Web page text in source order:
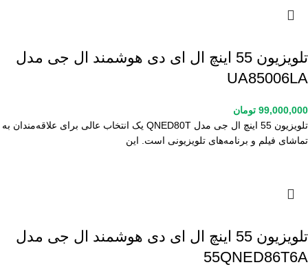
تلویزیون 55 اینچ ال ای دی هوشمند ال جی مدل
UA85006LA
99,000,000 تومان
تلویزیون 55 اینچ ال جی مدل QNED80T یک انتخاب عالی برای علاقه‌مندان به
تماشای فیلم و برنامه‌های تلویزیونی است. این
تلویزیون 55 اینچ ال ای دی هوشمند ال جی مدل
55QNED86T6A